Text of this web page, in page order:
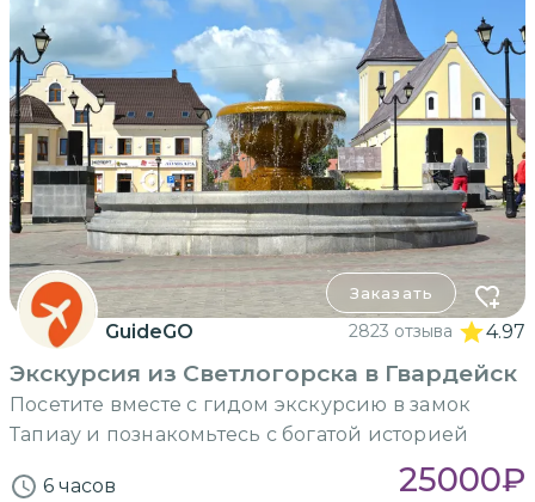
Заказать
GuideGO 2823 отзыва 4.97
Экскурсия из Светлогорска в Гвардейск
Посетите вместе с гидом экскурсию в замок
Тапиау и познакомьтесь с богатой историей
6 часов 25000₽